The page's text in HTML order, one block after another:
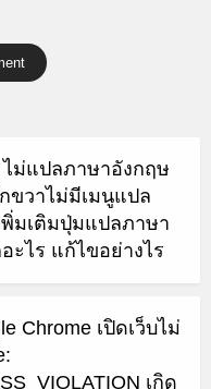
ไม่แปลภาษาอังกฤษ
ขวาไม่มีเมนูแปล
มเติมปุ่มแปลภาษา
ะไร แก้ไขอย่างไร
Chrome เปิดเว็บไม่
เกิด